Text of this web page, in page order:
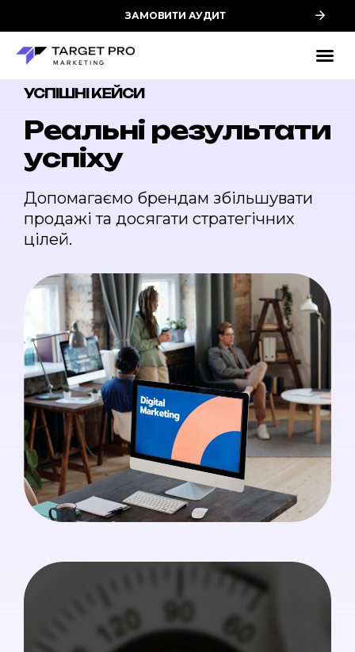
ЗАМОВИТИ АУДИТ
УСПІШНІ КЕЙСИ
Реальні результати
успіху
Допомагаємо брендам збільшувати
продажі та досягати стратегічних
цілей.